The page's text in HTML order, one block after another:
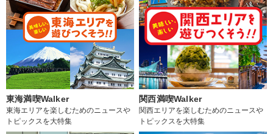
東海満喫Walker
東海エリアを楽しむためのニュースや
トピックスを大特集
関西満喫Walker
関西エリアを楽しむためのニュースや
トピックスを大特集